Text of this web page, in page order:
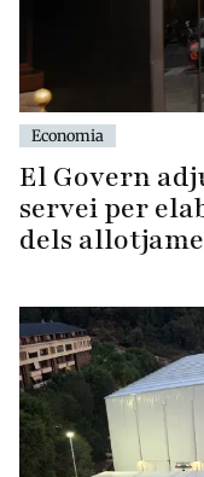
Economia
El Govern
servei per
dels